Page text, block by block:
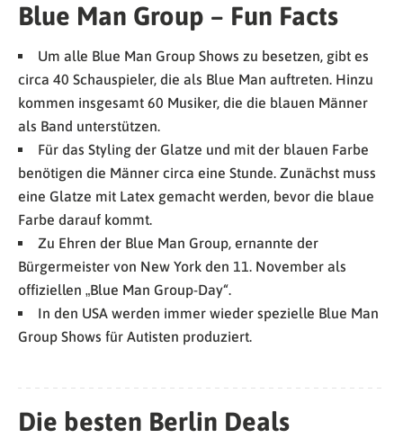
Blue Man Group – Fun Facts
Um alle Blue Man Group Shows zu besetzen, gibt es
circa 40 Schauspieler, die als Blue Man auftreten. Hinzu
kommen insgesamt 60 Musiker, die die blauen Männer
als Band unterstützen.
Für das Styling der Glatze und mit der blauen Farbe
benötigen die Männer circa eine Stunde. Zunächst muss
eine Glatze mit Latex gemacht werden, bevor die blaue
Farbe darauf kommt.
Zu Ehren der Blue Man Group, ernannte der
Bürgermeister von New York den 11. November als
offiziellen „Blue Man Group-Day“.
In den USA werden immer wieder spezielle Blue Man
Group Shows für Autisten produziert.
Die besten Berlin Deals